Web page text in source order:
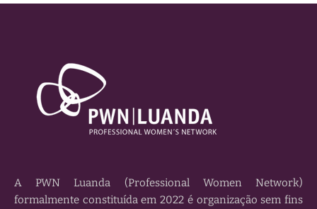
A PWN Luanda (Professional Women Network)
formalmente constituída em 2022 é organização sem fins